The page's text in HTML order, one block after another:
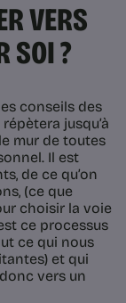
VERS
SOI ?
conseils des
jusqu’à
mur de toutes
Il est
de ce qu’on
(ce que
choisir la voie
ce processus
ce qui nous
et qui
vers un